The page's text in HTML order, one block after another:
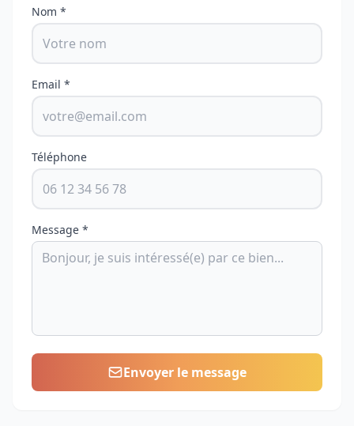
Nom *
Email *
Téléphone
Message *
Envoyer le message